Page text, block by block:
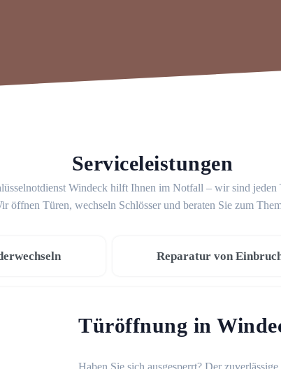
Serviceleistungen
Windeck hilft Ihnen im Notfall – wir sind jeden
öffnen Türen, wechseln Schlösser und beraten Sie zum
Reparatur von
Türöffnung in
Haben Sie sich ausgesperrt? Der